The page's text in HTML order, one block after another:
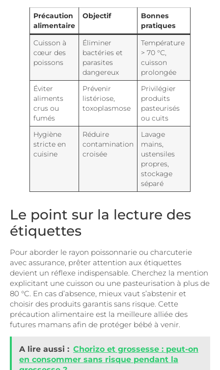
Précaution
alimentaire
Objectif
Bonnes
pratiques
Cuisson à
cœur des
poissons
Éliminer
bactéries et
parasites
dangereux
Température
> 70 °C,
cuisson
prolongée
Éviter
aliments
crus ou
fumés
Prévenir
listériose,
toxoplasmose
Privilégier
produits
pasteurisés
ou cuits
Hygiène
stricte en
cuisine
Réduire
contamination
croisée
Lavage
mains,
ustensiles
propres,
stockage
séparé
Le point sur la lecture des
étiquettes
Pour aborder le rayon poissonnarie ou charcuterie
avec assurance, prêter attention aux étiquettes
devient un réflexe indispensable. Cherchez la mention
explicitant une cuisson ou une pasteurisation à plus de
80 °C. En cas d’absence, mieux vaut s’abstenir et
choisir des produits garantis sans risque. Cette
précaution alimentaire est la meilleure alliée des
futures mamans afin de protéger bébé à venir.
A lire aussi : Chorizo et grossesse : peut-on
en consommer sans risque pendant la